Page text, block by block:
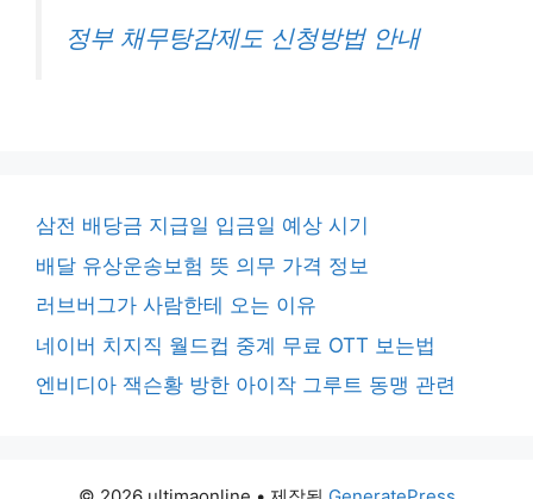
정부 채무탕감제도 신청방법 안내
삼전 배당금 지급일 입금일 예상 시기
배달 유상운송보험 뜻 의무 가격 정보
러브버그가 사람한테 오는 이유
네이버 치지직 월드컵 중계 무료 OTT 보는법
엔비디아 잭슨황 방한 아이작 그루트 동맹 관련